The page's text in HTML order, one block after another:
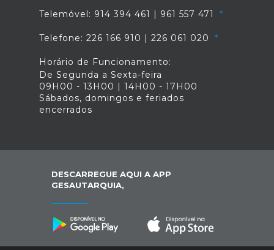
Telemóvel: 914 394 461 | 961 557 471
Telefone: 226 166 910 | 226 061 020
Horário de Funcionamento:
De Segunda a Sexta-feira
09H00 - 13H00 | 14H00 - 17H00
Sábados, domingos e feriados
encerrados
DESCARREGUE AQUI A APP
GESAUTARQUIA,